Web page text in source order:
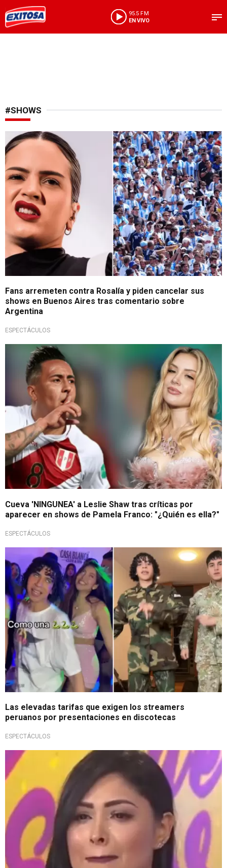
95.5 FM
EN VIVO
#SHOWS
Tras final del Mundial 2026
Fans arremeten contra Rosalía y piden cancelar sus
shows en Buenos Aires tras comentario sobre
Argentina
ESPECTÁCULOS
No se guardó nada
Cueva 'NINGUNEA' a Leslie Shaw tras críticas por
aparecer en shows de Pamela Franco: "¿Quién es ella?"
ESPECTÁCULOS
Altos cobros
Las elevadas tarifas que exigen los streamers
peruanos por presentaciones en discotecas
ESPECTÁCULOS
Escándalo